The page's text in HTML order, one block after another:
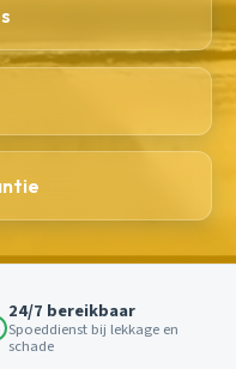
24/7 bereikbaar
Spoeddienst bij lekkage en
schade